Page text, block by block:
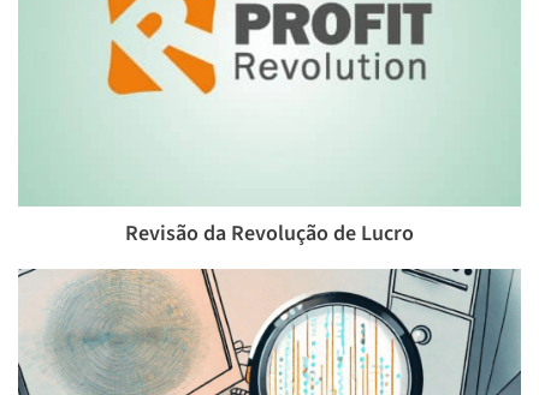
Revisão da Revolução de Lucro